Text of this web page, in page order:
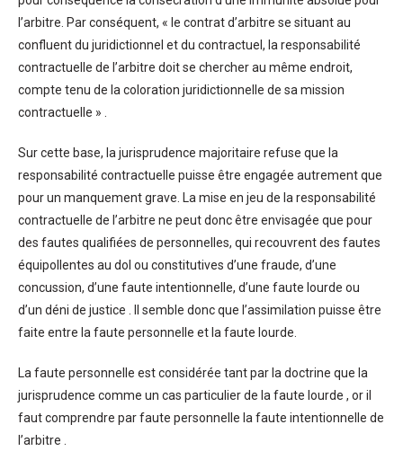
l’arbitre. Par conséquent, « le contrat d’arbitre se situant au
confluent du juridictionnel et du contractuel, la responsabilité
contractuelle de l’arbitre doit se chercher au même endroit,
compte tenu de la coloration juridictionnelle de sa mission
contractuelle » .
Sur cette base, la jurisprudence majoritaire refuse que la
responsabilité contractuelle puisse être engagée autrement que
pour un manquement grave. La mise en jeu de la responsabilité
contractuelle de l’arbitre ne peut donc être envisagée que pour
des fautes qualifiées de personnelles, qui recouvrent des fautes
équipollentes au dol ou constitutives d’une fraude, d’une
concussion, d’une faute intentionnelle, d’une faute lourde ou
d’un déni de justice . Il semble donc que l’assimilation puisse être
faite entre la faute personnelle et la faute lourde.
La faute personnelle est considérée tant par la doctrine que la
jurisprudence comme un cas particulier de la faute lourde , or il
faut comprendre par faute personnelle la faute intentionnelle de
l’arbitre .